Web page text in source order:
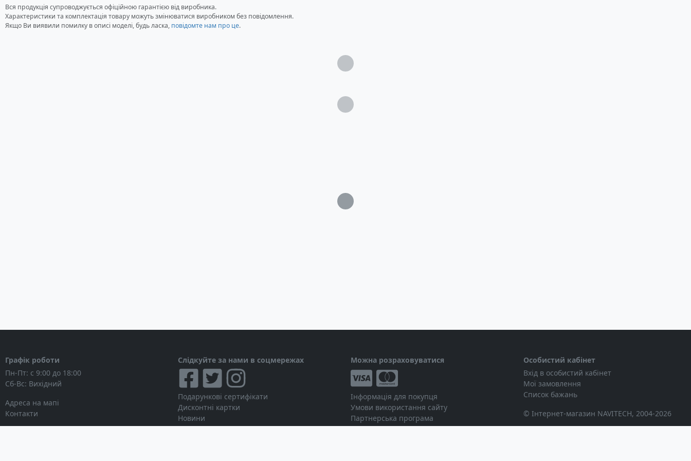
Діаметр: 100 см
Вага: 7 кг
Вся продукція супроводжується офіційною гарантією від виробника.
Характеристики та комплектація товару можуть змінюватися виробником без повідомлення.
Якщо Ви виявили помилку в описі моделі, будь ласка, повідомте нам про це.
Загрузка...
Загрузка...
Загрузка...
Графік роботи
Пн-Пт: с 9:00 до 18:00
Сб-Вс: Вихідний
Адреса на мапі
Контакти
Слідкуйте за нами в соцмережах
Подарункові сертифікати
Дисконтні картки
Новини
Можна розраховуватися
Інформація для покупця
Умови використання сайту
Партнерська програма
Робота з дилерами
Особистий кабінет
Вхід в особистий кабінет
Мої замовлення
Список бажань
© Інтернет-магазин NAVITECH, 2004-2026